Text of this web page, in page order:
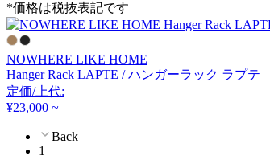
フリッツハンセン
FRONT PAGE NEWS
フロント・ページ・ニュ
ース
*価格は税抜表記です
NOWHERE LIKE HOME
Hanger Rack LAPTE / ハンガーラック ラプテ
定価/上代:
¥23,000 ~
Back
1